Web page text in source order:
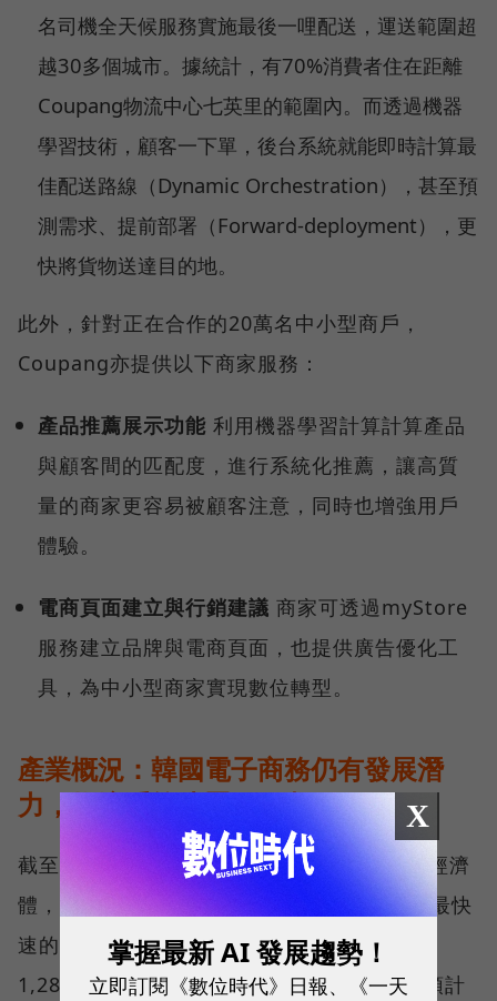
名司機全天候服務實施最後一哩配送，運送範圍超
越30多個城市。據統計，有70%消費者住在距離
Coupang物流中心七英里的範圍內。而透過機器
學習技術，顧客一下單，後台系統就能即時計算最
佳配送路線（Dynamic Orchestration），甚至預
測需求、提前部署（Forward-deployment），更
快將貨物送達目的地。
此外，針對正在合作的20萬名中小型商戶，
Coupang亦提供以下商家服務：
產品推薦展示功能 利用機器學習計算計算產品
與顧客間的匹配度，進行系統化推薦，讓高質
量的商家更容易被顧客注意，同時也增強用戶
體驗。
電商頁面建立與行銷建議 商家可透過myStore
服務建立品牌與電商頁面，也提供廣告優化工
具，為中小型商家實現數位轉型。
產業概況：韓國電子商務仍有發展潛
力，物流系統建置是阻礙
截至2019年，韓國是亞洲第四、全球第12大經濟
體，GDP總產值為1.6兆，被認為是電商發展最快
速的市場之一。2019年韓國電商總消費額為
1,280億美元、每位買家約消費2,600美元，預計
X
掌握最新 AI 發展趨勢！
立即訂閱《數位時代》日報、《一天